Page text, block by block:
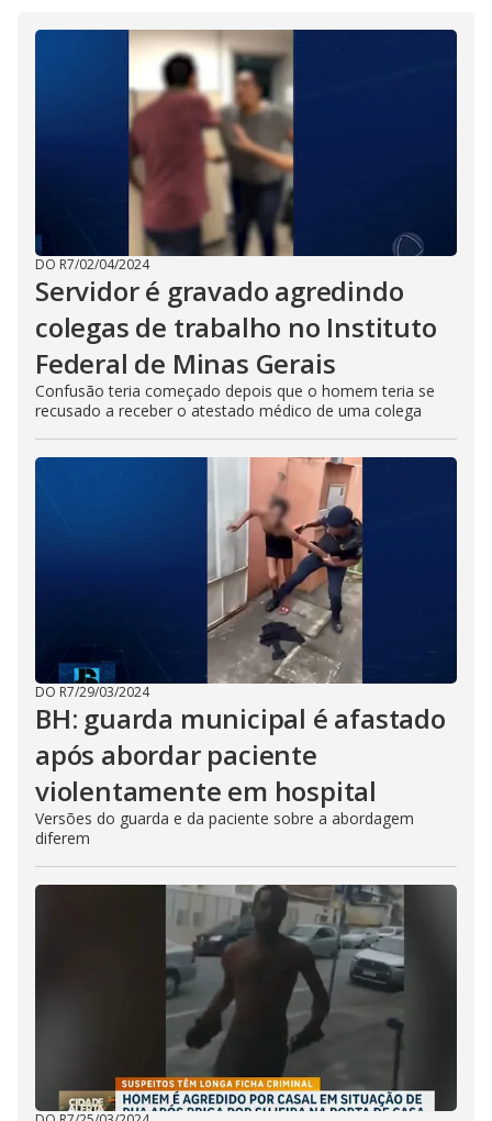
DO R7/02/04/2024
Servidor é gravado agredindo
colegas de trabalho no Instituto
Federal de Minas Gerais
Confusão teria começado depois que o homem teria se
recusado a receber o atestado médico de uma colega
DO R7/29/03/2024
BH: guarda municipal é afastado
após abordar paciente
violentamente em hospital
Versões do guarda e da paciente sobre a abordagem
diferem